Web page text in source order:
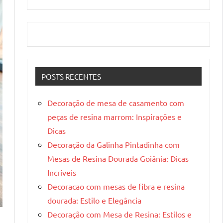
POSTS RECENTES
Decoração de mesa de casamento com
peças de resina marrom: Inspirações e
Dicas
Decoração da Galinha Pintadinha com
Mesas de Resina Dourada Goiânia: Dicas
Incríveis
Decoracao com mesas de fibra e resina
dourada: Estilo e Elegância
Decoração com Mesa de Resina: Estilos e